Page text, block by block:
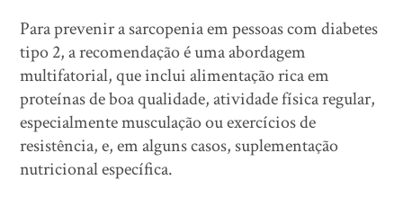
Para prevenir a sarcopenia em pessoas com diabetes
tipo 2, a recomendação é uma abordagem
multifatorial, que inclui alimentação rica em
proteínas de boa qualidade, atividade física regular,
especialmente musculação ou exercícios de
resistência, e, em alguns casos, suplementação
nutricional específica.